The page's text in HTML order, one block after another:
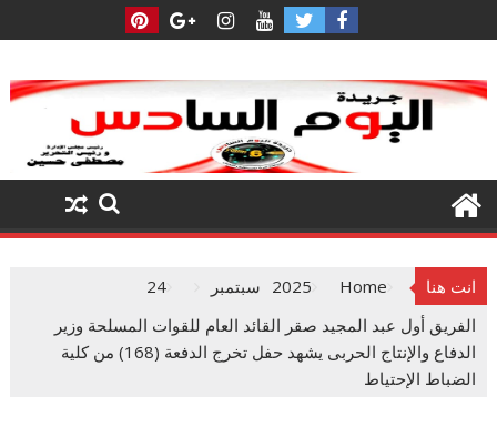
to
انت هنا Home
2025 سبتمبر
24
الفريق أول عبد المجيد صقر القائد العام للقوات المسلحة وزير
الدفاع والإنتاج الحربى يشهد حفل تخرج الدفعة (168) من كلية
الضباط الإحتياط